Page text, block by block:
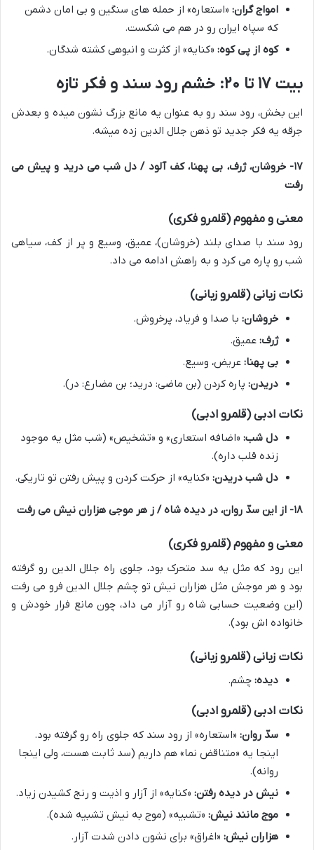
امواج گران: «استعاره» از حمله های سنگین و بی امان دشمن
که سپاه ایران رو در هم می شکست.
کوه از پی کوه: «کنایه» از کثرت و انبوهی کشته شدگان.
بیت ۱۷ تا ۲۰: خشم رود سند و فکر تازه
این بخش، رود سند رو به عنوان یه مانع بزرگ نشون میده و بعدش
جرقه یه فکر جدید تو ذهن جلال الدین زده میشه.
۱۷- خروشان، ژرف، بی پهنا، کف آلود / دل شب می درید و پیش می
رفت
معنی و مفهوم (قلمرو فکری)
رود سند با صدای بلند (خروشان)، عمیق، وسیع و پر از کف، سیاهی
شب رو پاره می کرد و به راهش ادامه می داد.
نکات زبانی (قلمرو زبانی)
خروشان: با صدا و فریاد، پرخروش.
ژرف: عمیق.
بی پهنا: عریض، وسیع.
دریدن: پاره کردن (بن ماضی: درید؛ بن مضارع: در).
نکات ادبی (قلمرو ادبی)
دل شب: «اضافه استعاری» و «تشخیص» (شب مثل یه موجود
زنده قلب داره).
دل شب دریدن: «کنایه» از حرکت کردن و پیش رفتن تو تاریکی.
۱۸- از این سدّ روان، در دیده شاه / ز هر موجی هزاران نیش می رفت
معنی و مفهوم (قلمرو فکری)
این رود که مثل یه سد متحرک بود، جلوی راه جلال الدین رو گرفته
بود و هر موجش مثل هزاران نیش تو چشم جلال الدین فرو می رفت
(این وضعیت حسابی شاه رو آزار می داد، چون مانع فرار خودش و
خانواده اش بود).
نکات زبانی (قلمرو زبانی)
دیده: چشم.
نکات ادبی (قلمرو ادبی)
سدّ روان: «استعاره» از رود سند که جلوی راه رو گرفته بود.
اینجا یه «متناقض نما» هم داریم (سد ثابت هست، ولی اینجا
روانه).
نیش در دیده رفتن: «کنایه» از آزار و اذیت و رنج کشیدن زیاد.
موج مانند نیش: «تشبیه» (موج به نیش تشبیه شده).
هزاران نیش: «اغراق» برای نشون دادن شدت آزار.